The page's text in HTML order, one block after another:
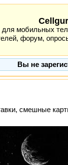
мобильных
форум,
Вы не
смешные